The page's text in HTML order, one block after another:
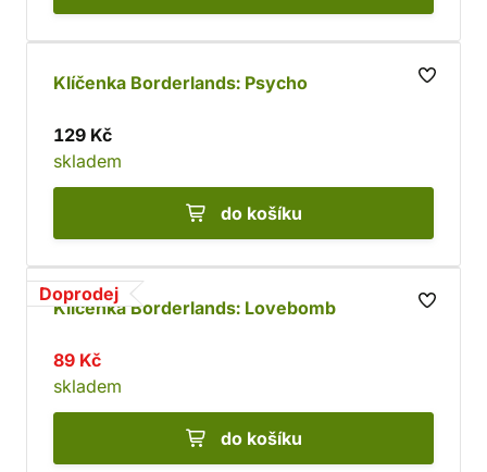
Klíčenka Borderlands: Psycho
129 Kč
skladem
do košíku
Doprodej
Klíčenka Borderlands: Lovebomb
89 Kč
skladem
do košíku